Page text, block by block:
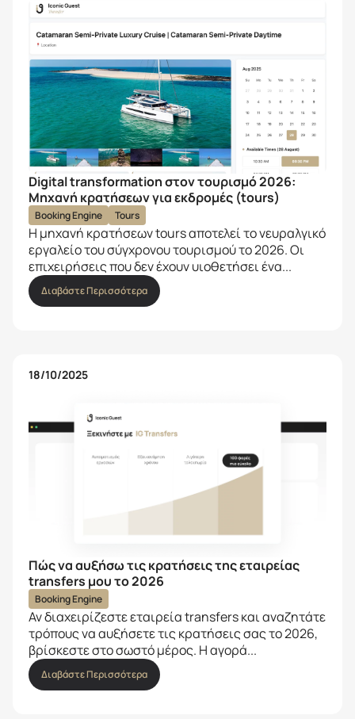
Digital transformation στον τουρισμό 2026:
Μηχανή κρατήσεων για εκδρομές (tours)
Booking Engine Tours
Η μηχανή κρατήσεων tours αποτελεί το νευραλγικό
εργαλείο του σύγχρονου τουρισμού το 2026. Οι
επιχειρήσεις που δεν έχουν υιοθετήσει ένα...
Διαβάστε Περισσότερα
18/10/2025
Πώς να αυξήσω τις κρατήσεις της εταιρείας
transfers μου το 2026
Booking Engine
Αν διαχειρίζεστε εταιρεία transfers και αναζητάτε
τρόπους να αυξήσετε τις κρατήσεις σας το 2026,
βρίσκεστε στο σωστό μέρος. Η αγορά...
Διαβάστε Περισσότερα